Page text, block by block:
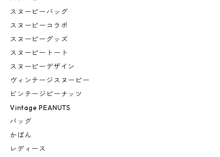
スヌーピーバッグ
スヌーピーコラボ
スヌーピーグッズ
スヌーピートート
スヌーピーデザイン
ヴィンテージスヌーピー
ビンテージピーナッツ
Vintage PEANUTS
バッグ
かばん
レディース